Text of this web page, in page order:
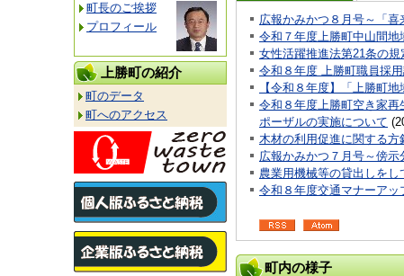
広報かみかつ８月号～「
令和７年度上勝町中山間
女性活躍推進法第21条の
令和８年度 上勝町職員採
【令和８年度】「上勝町
令和８年度上勝町空き家
ポーザルの実施について (
木材の利用促進に関する方
広報かみかつ７月号～傍
農業用機械等の貸出しをし
令和８年度交通マナーア
RSS Atom
町内の様子
町長のご挨拶
プロフィール
上勝町の紹介
町のデータ
町へのアクセス